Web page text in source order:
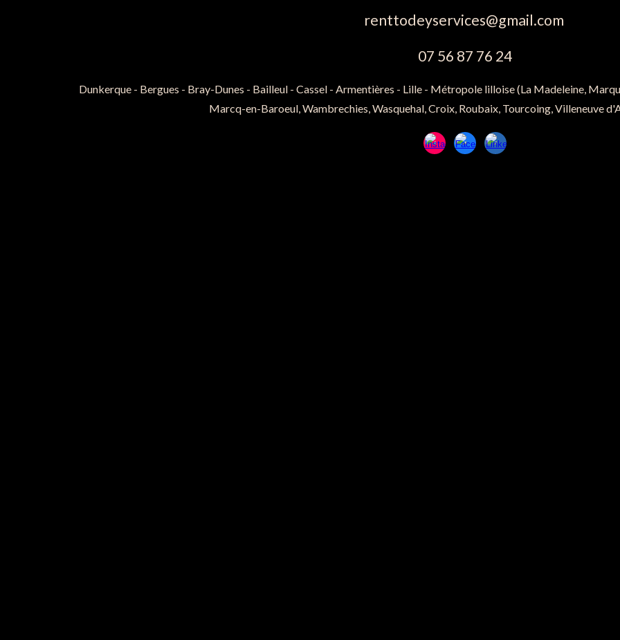
renttodeyservices@gmail.com
07 56 87 76 24
Dunkerque - Bergues - Bray-Dunes - Bailleul - Cassel - Armentières - Lille - Métropole lilloise (La Madeleine,
Marcq-en-Baroeul, Wambrechies, Wasquehal, Croix, Roubaix, Tourcoing, Villeneuve